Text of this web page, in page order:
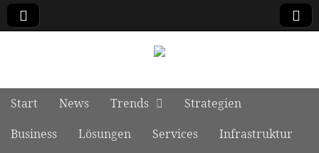
Main menu
Skip to content
Start News Trends
Strategien
Business
Lösungen Services
Infrastruktur